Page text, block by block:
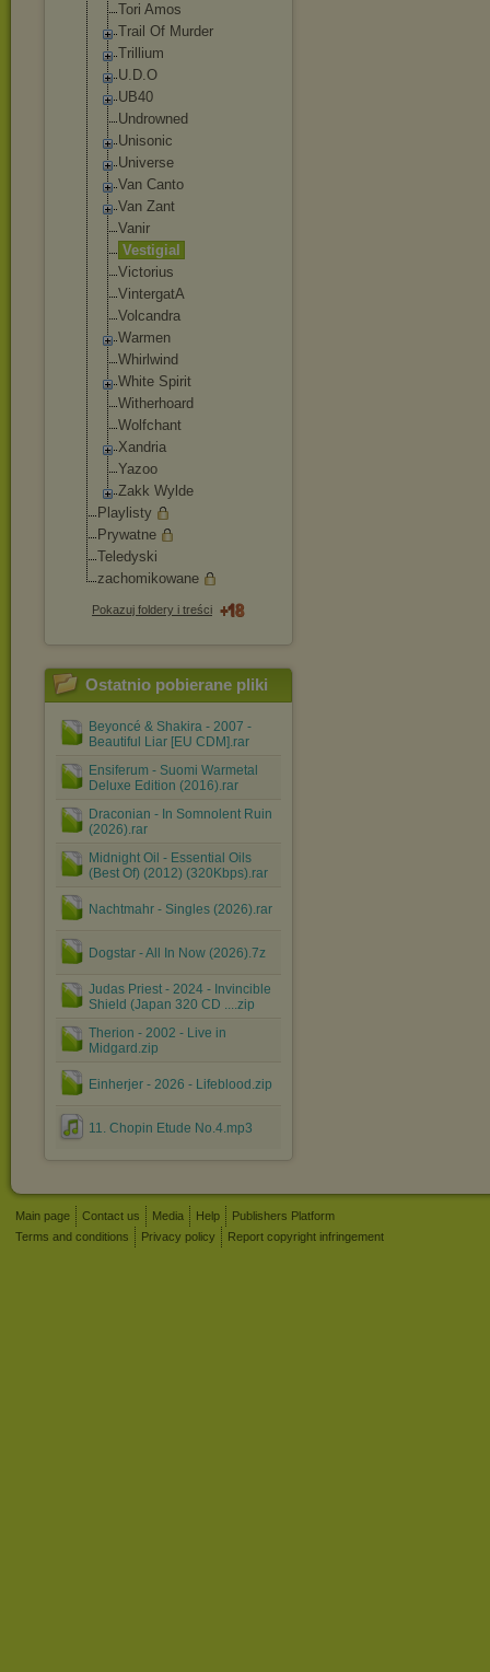
Tori Amos
Trail Of Murder
Trillium
U.D.O
UB40
Undrowned
Unisonic
Universe
Van Canto
Van Zant
Vanir
Vestigial
Victorius
VintergatA
Volcandra
Warmen
Whirlwind
White Spirit
Witherhoard
Wolfchant
Xandria
Yazoo
Zakk Wylde
Playlisty
Prywatne
Teledyski
zachomikowane
Pokazuj foldery i treści
Ostatnio pobierane pliki
Beyoncé & Shakira - 2007 -
Beautiful Liar [EU CDM].rar
Ensiferum - Suomi Warmetal
Deluxe Edition (2016).rar
Draconian - In Somnolent Ruin
(2026).rar
Midnight Oil - Essential Oils
(Best Of) (2012) (320Kbps).rar
Nachtmahr - Singles (2026).rar
Dogstar - All In Now (2026).7z
Judas Priest - 2024 - Invincible
Shield (Japan 320 CD ....zip
Therion - 2002 - Live in
Midgard.zip
Einherjer - 2026 - Lifeblood.zip
11. Chopin Etude No.4.mp3
Main page Contact us Media Help
Publishers Platform
Terms and conditions
Privacy policy Report copyright infringement